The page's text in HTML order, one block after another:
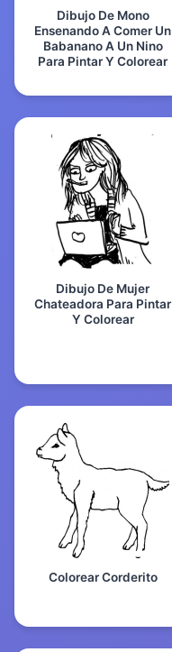
Dibujo De Mono
Ensenando A Comer Un
Babanano A Un Nino
Para Pintar Y Colorear
Dibujo De Mujer
Chateadora Para Pintar
Y Colorear
Colorear Corderito